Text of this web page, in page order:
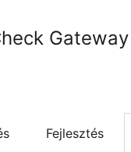
Gateway
Fejlesztés